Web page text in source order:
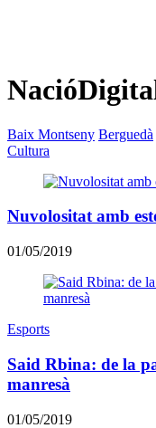
Baix Montseny Berguedà
Cultura
Nuvolositat amb
01/05/2019
Esports
Said Rbina: de la
manresà
01/05/2019